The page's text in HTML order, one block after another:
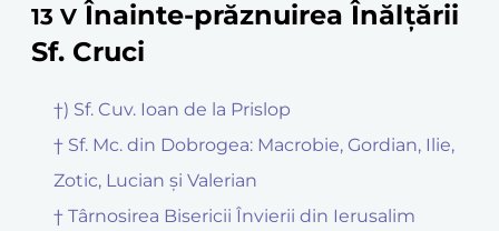
13 V Înainte-prăznuirea Înălțării
Sf. Cruci
†) Sf. Cuv. Ioan de la Prislop
† Sf. Mc. din Dobrogea: Macrobie, Gordian, Ilie,
Zotic, Lucian și Valerian
† Târnosirea Bisericii Învierii din Ierusalim